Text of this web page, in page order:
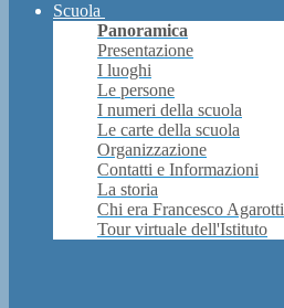
Scuola
Panoramica
Presentazione
I luoghi
Le persone
I numeri della scuola
Le carte della scuola
Organizzazione
Contatti e Informazioni
La storia
Chi era Francesco Agarotti
Tour virtuale dell'Istituto